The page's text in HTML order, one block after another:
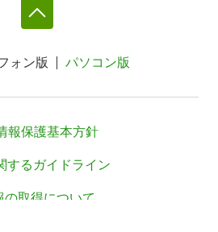
ォン版 パソコン版
報保護基本方針
するガイドライン
取得について